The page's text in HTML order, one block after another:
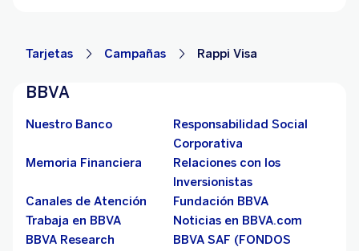
Tarjetas Campañas Rappi Visa
BBVA
Nuestro Banco
Responsabilidad Social
Corporativa
Memoria Financiera
Relaciones con los
Inversionistas
Canales de Atención
Fundación BBVA
Trabaja en BBVA
Noticias en BBVA.com
BBVA Research
BBVA SAF (FONDOS